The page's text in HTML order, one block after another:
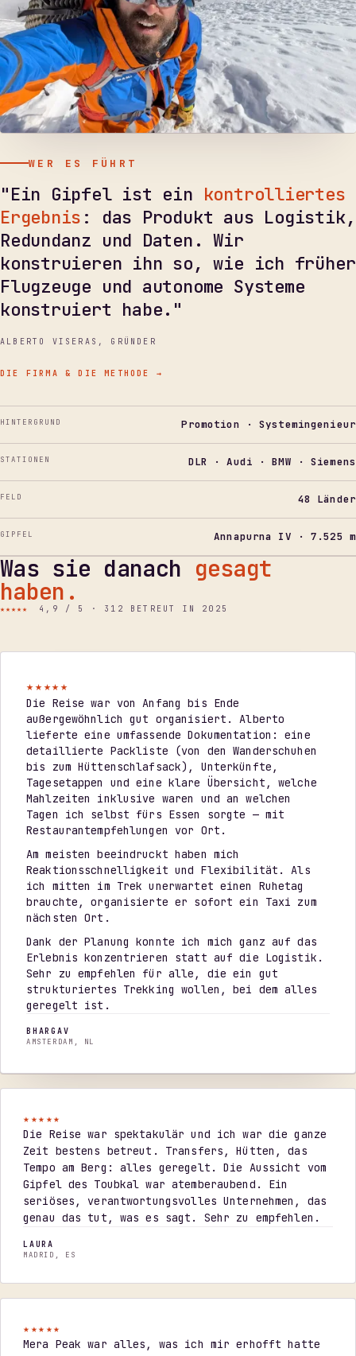
WER ES FÜHRT
"Ein Gipfel ist ein kontrolliertes
Ergebnis : das Produkt aus Logistik,
Redundanz und Daten. Wir
konstruieren ihn so, wie ich früher
Flugzeuge und autonome Systeme
konstruiert habe."
ALBERTO VISERAS, GRÜNDER
DIE FIRMA & DIE METHODE →
HINTERGRUND Promotion · Systemingenieur
STATIONEN DLR · Audi · BMW · Siemens
FELD 48 Länder
GIPFEL Annapurna IV · 7.525 m
Was sie danach gesagt
haben.
★★★★★ 4,9 / 5 · 312 BETREUT IN 2025
★★★★★
Die Reise war von Anfang bis Ende
außergewöhnlich gut organisiert. Alberto
lieferte eine umfassende Dokumentation: eine
detaillierte Packliste (von den Wanderschuhen
bis zum Hüttenschlafsack), Unterkünfte,
Tagesetappen und eine klare Übersicht, welche
Mahlzeiten inklusive waren und an welchen
Tagen ich selbst fürs Essen sorgte — mit
Restaurantempfehlungen vor Ort.
Am meisten beeindruckt haben mich
Reaktionsschnelligkeit und Flexibilität. Als
ich mitten im Trek unerwartet einen Ruhetag
brauchte, organisierte er sofort ein Taxi zum
nächsten Ort.
Dank der Planung konnte ich mich ganz auf das
Erlebnis konzentrieren statt auf die Logistik.
Sehr zu empfehlen für alle, die ein gut
strukturiertes Trekking wollen, bei dem alles
geregelt ist.
BHARGAV
AMSTERDAM, NL
★★★★★
Die Reise war spektakulär und ich war die ganze
Zeit bestens betreut. Transfers, Hütten, das
Tempo am Berg: alles geregelt. Die Aussicht vom
Gipfel des Toubkal war atemberaubend. Ein
seriöses, verantwortungsvolles Unternehmen, das
genau das tut, was es sagt. Sehr zu empfehlen.
LAURA
MADRID, ES
★★★★★
Mera Peak war alles, was ich mir erhofft hatte